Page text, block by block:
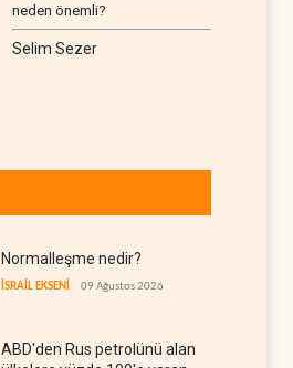
neden önemli?
Selim Sezer
Normalleşme nedir?
İSRAİL EKSENİ 09 Ağustos 2026
ABD'den Rus petrolünü alan